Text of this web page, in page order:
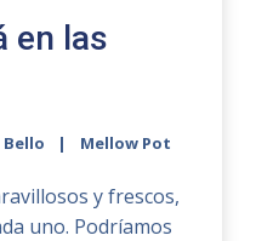
en las
Bello Mellow Pot
y frescos,
uno. Podríamos